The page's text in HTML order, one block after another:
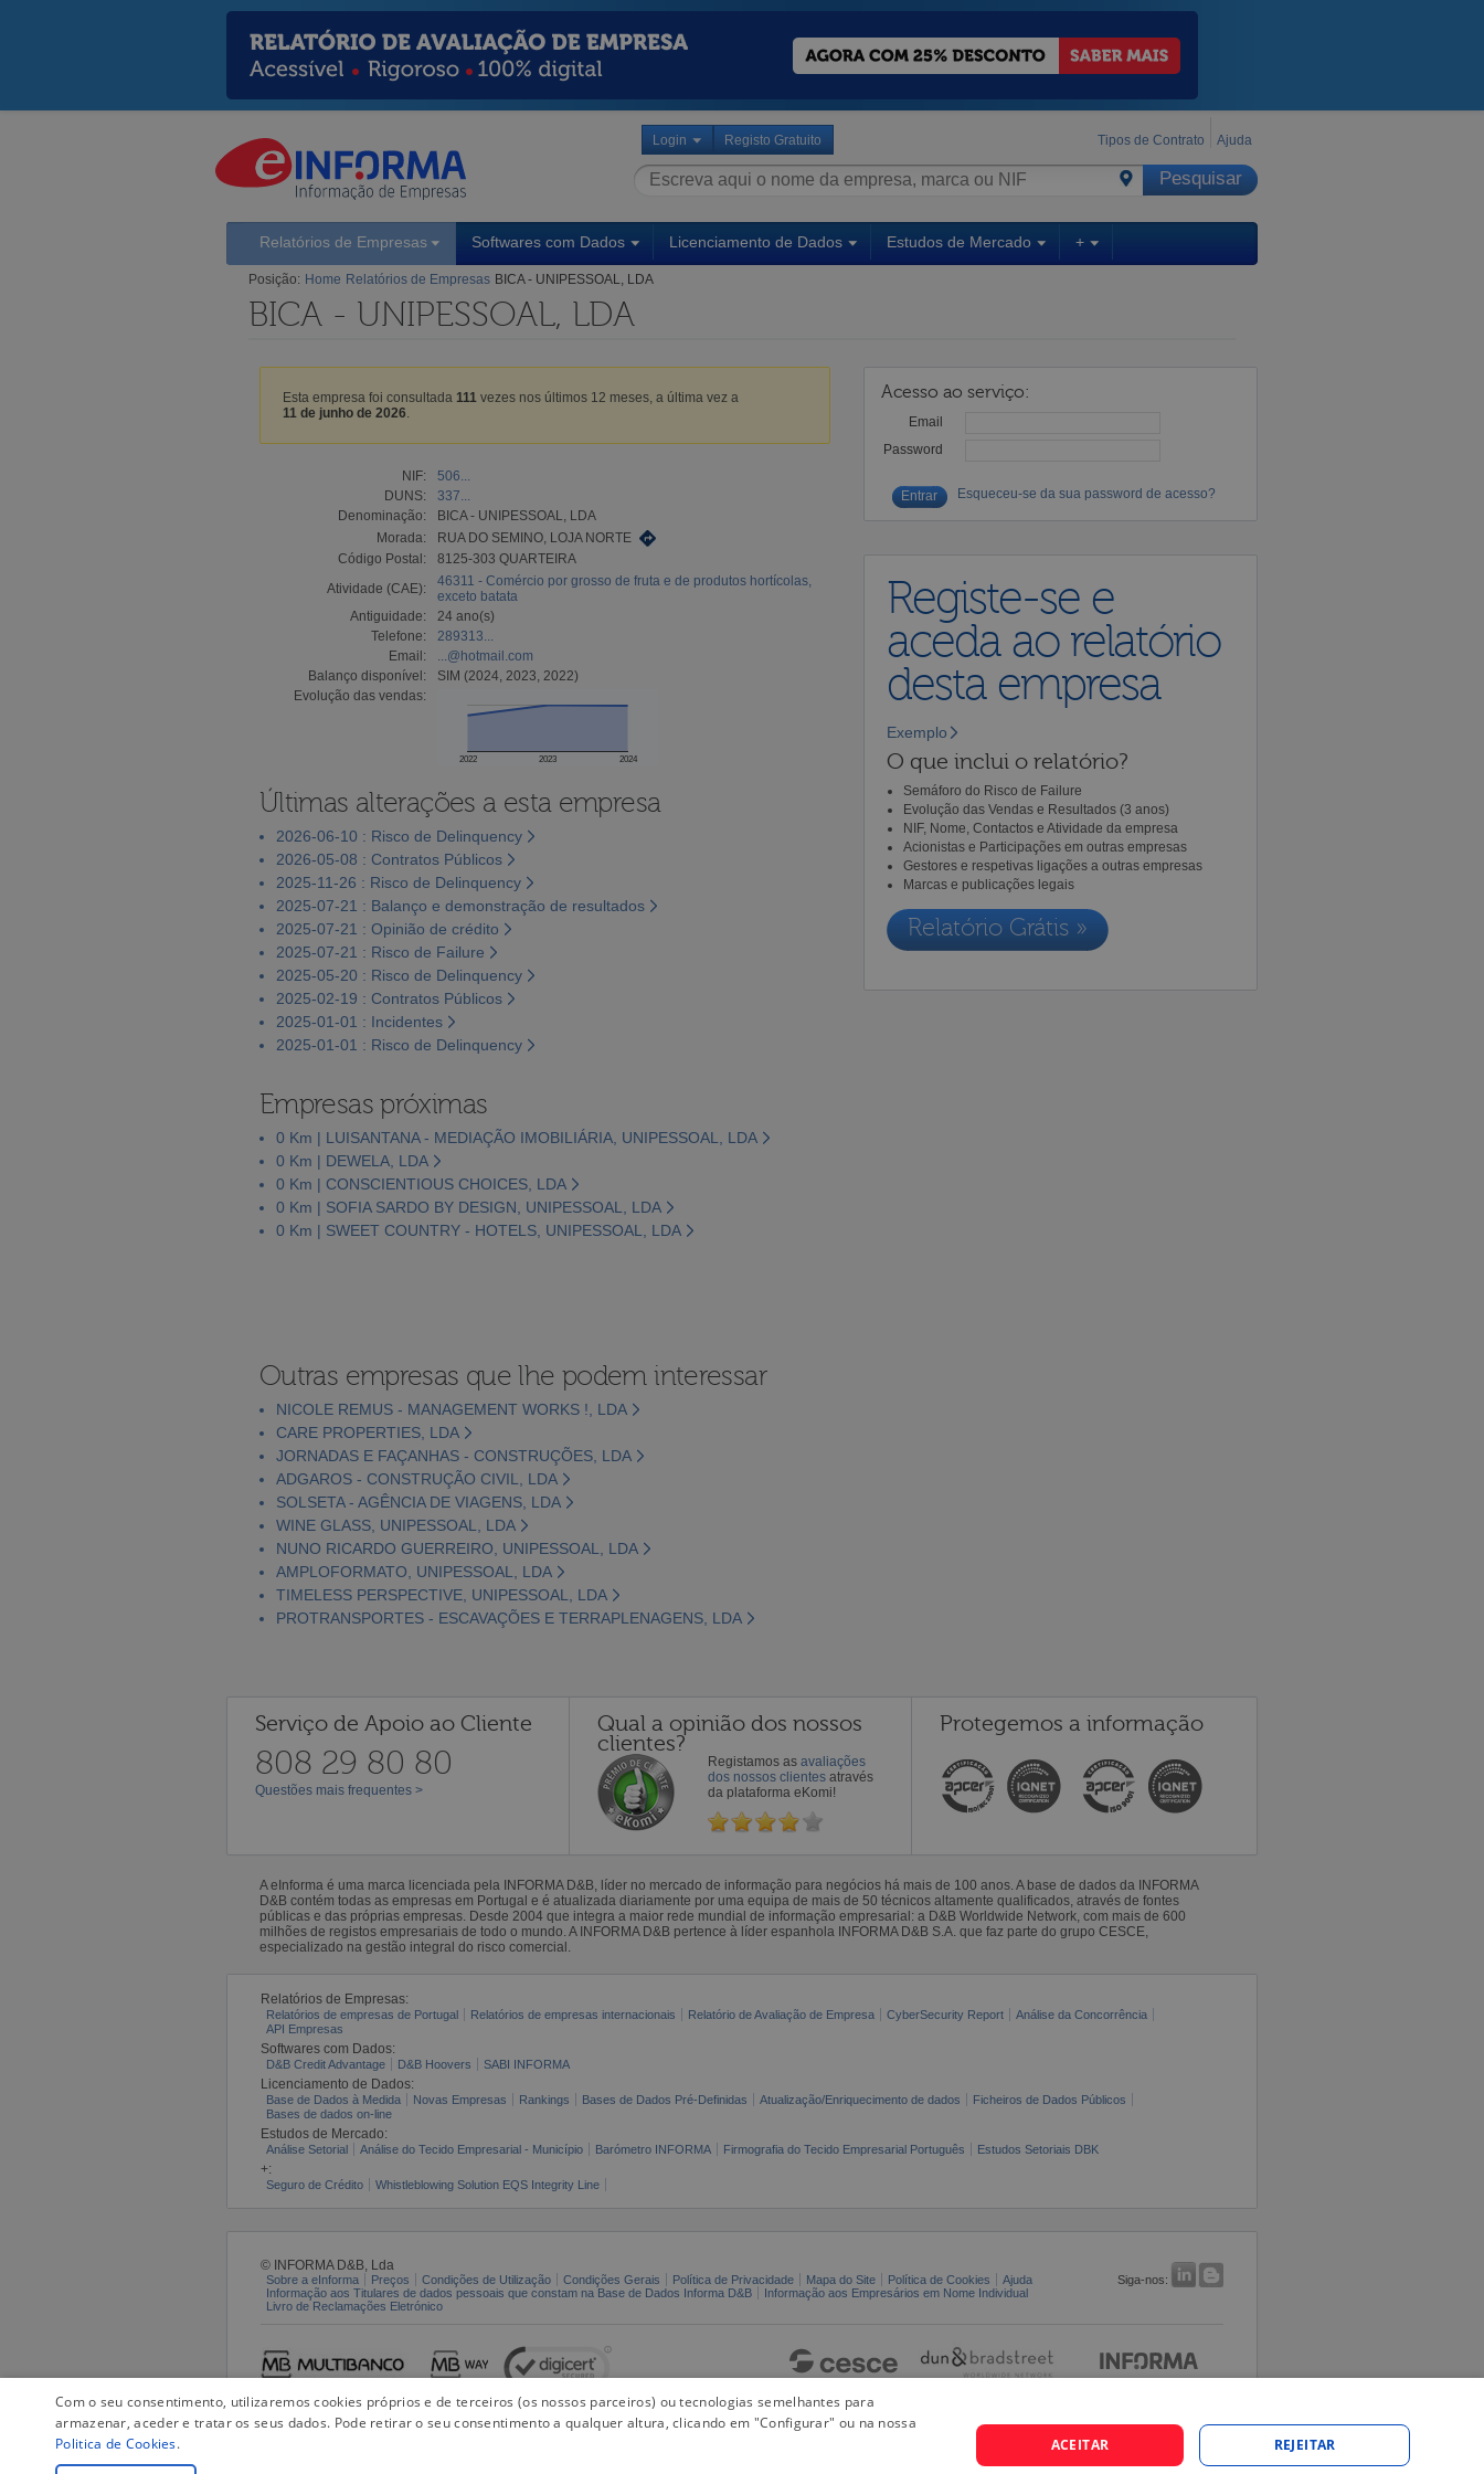
Login Registo Gratuito Tipos de Contrato Ajuda
Relatórios de Empresas Softwares com Dados Licenciamento de Dados Estudos de Mercado +
Posição: Home Relatórios de Empresas BICA - UNIPESSOAL, LDA
BICA - UNIPESSOAL, LDA
Esta empresa foi consultada 111 vezes nos últimos 12 meses, a última vez a
11 de junho de 2026
NIF:
506...
DUNS:
337...
Denominação:
BICA - UNIPESSOAL, LDA
Morada:
RUA DO SEMINO, LOJA NORTE
Código Postal:
8125-303 QUARTEIRA
Atividade (CAE):
46311 - Comércio por grosso de fruta e de produtos hortícolas,
exceto batata
Antiguidade:
24 ano(s)
Telefone:
289313...
Email:
...@hotmail.com
Balanço disponível:
SIM (2024, 2023, 2022)
Evolução das vendas:
2022 2023 2024
Últimas alterações a esta empresa
2026-06-10 : Risco de Delinquency
2026-05-08 : Contratos Públicos
2025-11-26 : Risco de Delinquency
2025-07-21 : Balanço e demonstração de resultados
2025-07-21 : Opinião de crédito
2025-07-21 : Risco de Failure
2025-05-20 : Risco de Delinquency
2025-02-19 : Contratos Públicos
2025-01-01 : Incidentes
2025-01-01 : Risco de Delinquency
Empresas próximas
0 Km | LUISANTANA - MEDIAÇÃO IMOBILIÁRIA, UNIPESSOAL, LDA
0 Km | DEWELA, LDA
0 Km | CONSCIENTIOUS CHOICES, LDA
0 Km | SOFIA SARDO BY DESIGN, UNIPESSOAL, LDA
0 Km | SWEET COUNTRY - HOTELS, UNIPESSOAL, LDA
Acesso ao serviço:
Email
Password
Esqueceu-se da sua password de acesso?
Registe-se e
aceda ao relatório
desta empresa
Exemplo
O que inclui o relatório?
Semáforo do Risco de Failure
Evolução das Vendas e Resultados (3 anos)
NIF, Nome, Contactos e Atividade da empresa
Acionistas e Participações em outras empresas
Gestores e respetivas ligações a outras empresas
Marcas e publicações legais
Relatório Grátis »
Outras empresas que lhe podem interessar
NICOLE REMUS - MANAGEMENT WORKS !, LDA
CARE PROPERTIES, LDA
JORNADAS E FAÇANHAS - CONSTRUÇÕES, LDA
ADGAROS - CONSTRUÇÃO CIVIL, LDA
SOLSETA - AGÊNCIA DE VIAGENS, LDA
WINE GLASS, UNIPESSOAL, LDA
NUNO RICARDO GUERREIRO, UNIPESSOAL, LDA
AMPLOFORMATO, UNIPESSOAL, LDA
TIMELESS PERSPECTIVE, UNIPESSOAL, LDA
PROTRANSPORTES - ESCAVAÇÕES E TERRAPLENAGENS, LDA
Serviço de Apoio ao Cliente
808 29 80 80
Questões mais frequentes >
Qual a opinião dos nossos
clientes?
Registamos as avaliações
dos nossos clientes através
da plataforma eKomi!
Protegemos a informação
A eInforma é uma marca licenciada pela INFORMA D&B, líder no mercado de informação para negócios há mais de 100 anos. A base de dados da INFORMA
D&B contém todas as empresas em Portugal e é atualizada diariamente por uma equipa de mais de 50 técnicos altamente qualificados, através de fontes
públicas e das próprias empresas. Desde 2004 que integra a maior rede mundial de informação empresarial: a D&B Worldwide Network, com mais de 600
milhões de registos empresariais de todo o mundo. A INFORMA D&B pertence à líder espanhola INFORMA D&B S.A. que faz parte do grupo CESCE,
especializado na gestão integral do risco comercial.
Relatórios de Empresas:
Relatórios de empresas de Portugal Relatórios de empresas internacionais Relatório de Avaliação de Empresa CyberSecurity Report
Análise da Concorrência
API Empresas
Softwares com Dados:
D&B Credit Advantage D&B Hoovers SABI INFORMA
Licenciamento de Dados:
Base de Dados à Medida Novas Empresas Rankings Bases de Dados Pré-Definidas Atualização/Enriquecimento de dados
Ficheiros de Dados Públicos
Bases de dados on-line
Estudos de Mercado:
Análise Setorial Análise do Tecido Empresarial - Município Barómetro INFORMA Firmografia do Tecido Empresarial Português Estudos Setoriais DBK
+:
Seguro de Crédito Whistleblowing Solution EQS Integrity Line
© INFORMA D&B, Lda
Sobre a eInforma Preços Condições de Utilização Condições Gerais Política de Privacidade Mapa do Site Política de Cookies Ajuda
Siga-nos:
Informação aos Titulares de dados pessoais que constam na Base de Dados Informa D&B
Informação aos Empresários em Nome Individual
Livro de Reclamações Eletrónico
Com o seu consentimento, utilizaremos cookies próprios e de terceiros (os nossos parceiros) ou tecnologias semelhantes para
armazenar, aceder e tratar os seus dados. Pode retirar o seu consentimento a qualquer altura, clicando em "Configurar" ou na nossa
Politica de Cookies. ACEITAR REJEITAR